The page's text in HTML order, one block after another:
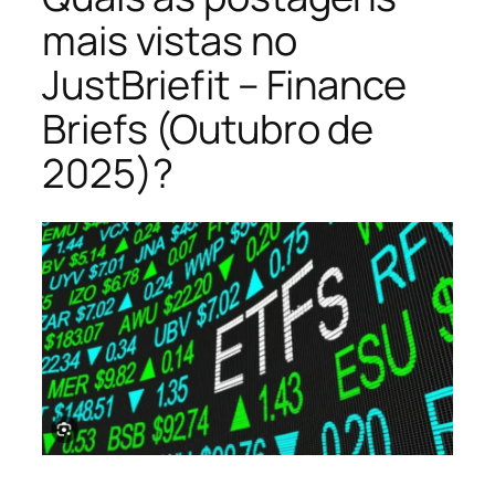
mais vistas no
JustBriefit – Finance
Briefs (Outubro de
2025)?